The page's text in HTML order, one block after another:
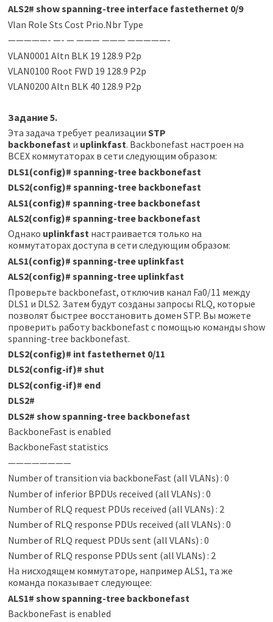
ALS2# show spanning-tree interface fastethernet 0/9
Vlan Role Sts Cost Prio.Nbr Type
—————- —- — ——— ——— —————-
VLAN0001 Altn BLK 19 128.9 P2p
VLAN0100 Root FWD 19 128.9 P2p
VLAN0200 Altn BLK 40 128.9 P2p
Задание 5.
Эта задача требует реализации STP
backbonefastи uplinkfast. Backbonefast настроен на
ВСЕХ коммутаторах в сети следующим образом:
DLS1(config)# spanning-tree backbonefast
DLS2(config)# spanning-tree backbonefast
ALS1(config)# spanning-tree backbonefast
ALS2(config)# spanning-tree backbonefast
Однако uplinkfast настраивается только на
коммутаторах доступа в сети следующим образом:
ALS1(config)# spanning-tree uplinkfast
ALS2(config)# spanning-tree uplinkfast
Проверьте backbonefast, отключив канал Fa0/11 между
DLS1 и DLS2. Затем будут созданы запросы RLQ, которые
позволят быстрее восстановить домен STP. Вы можете
проверить работу backbonefast с помощью команды show
spanning-tree backbonefast.
DLS2(config)# int fastethernet 0/11
DLS2(config-if)# shut
DLS2(config-if)# end
DLS2#
DLS2# show spanning-tree backbonefast
BackboneFast is enabled
BackboneFast statistics
————————
Number of transition via backboneFast (all VLANs) : 0
Number of inferior BPDUs received (all VLANs) : 0
Number of RLQ request PDUs received (all VLANs) : 2
Number of RLQ response PDUs received (all VLANs) : 0
Number of RLQ request PDUs sent (all VLANs) : 0
Number of RLQ response PDUs sent (all VLANs) : 2
На нисходящем коммутаторе, например ALS1, та же
команда показывает следующее:
ALS1# show spanning-tree backbonefast
BackboneFast is enabled